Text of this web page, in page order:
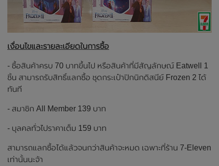
เงื่อนไขและรายละเอียดในการซื้อ
- ซื้อสินค้าครบ 70 บาทขึ้นไป หรือสินค้าที่มีสัญลักษณ์ Eatwell 1
ชิ้น สามารถรับสิทธิ์แลกซื้อ ชุดกระเป๋าปิกนิกดิสนีย์ Frozen 2 ได้
ทันที
- สมาชิก All Member 139 บาท
- บุลคลทั่วไปราคาเต็ม 159 บาท
สามารถแลกซื้อได้แล้วจนกว่าสินค้าจะหมด เฉพาะที่ร้าน 7-Eleven
เท่านั้นนะจ้า